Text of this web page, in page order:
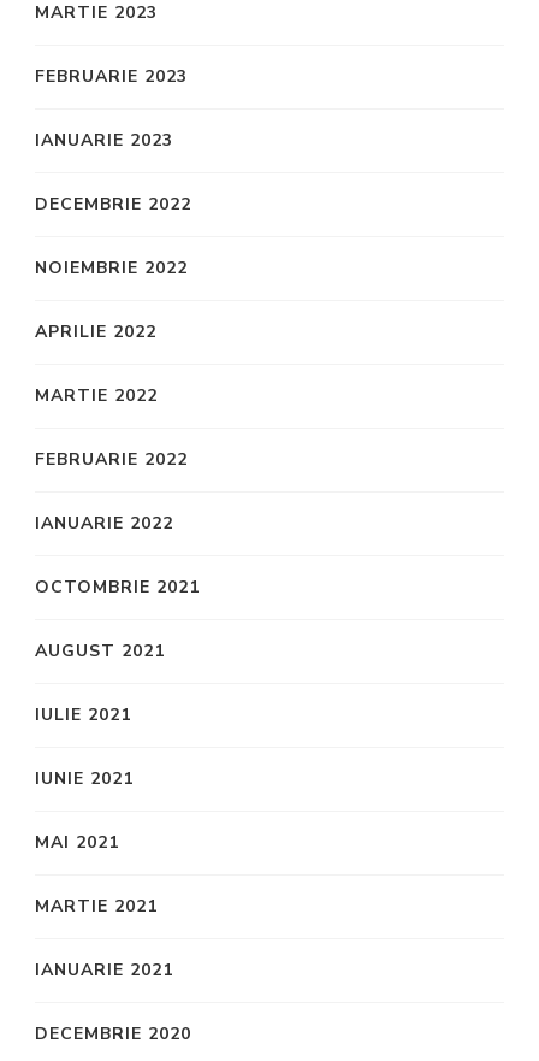
MARTIE 2023
FEBRUARIE 2023
IANUARIE 2023
DECEMBRIE 2022
NOIEMBRIE 2022
APRILIE 2022
MARTIE 2022
FEBRUARIE 2022
IANUARIE 2022
OCTOMBRIE 2021
AUGUST 2021
IULIE 2021
IUNIE 2021
MAI 2021
MARTIE 2021
IANUARIE 2021
DECEMBRIE 2020